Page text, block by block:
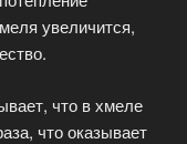
увеличится,
что в хмеле
что оказывает